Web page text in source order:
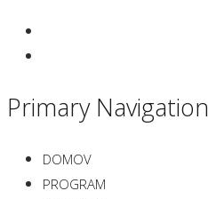
Primary Navigation
DOMOV
PROGRAM